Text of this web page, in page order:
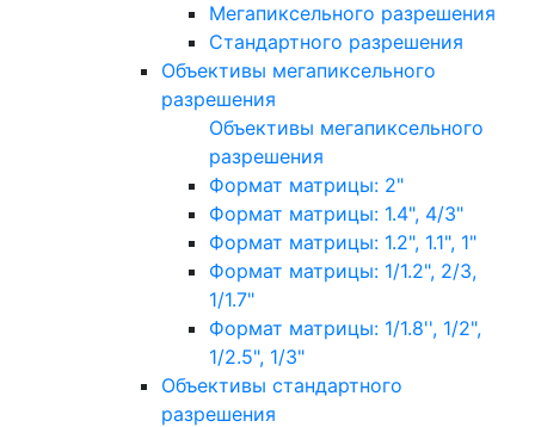
Мегапиксельного разрешения
Стандартного разрешения
Объективы мегапиксельного
разрешения
Объективы мегапиксельного
разрешения
Формат матрицы: 2"
Формат матрицы: 1.4", 4/3"
Формат матрицы: 1.2", 1.1", 1"
Формат матрицы: 1/1.2", 2/3,
1/1.7"
Формат матрицы: 1/1.8'', 1/2",
1/2.5", 1/3"
Объективы стандартного
разрешения